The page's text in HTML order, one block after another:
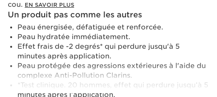
cou. EN SAVOIR PLUS
Un produit pas comme les autres
Peau énergisée, défatiguée et renforcée.
Peau hydratée immédiatement.
Effet frais de -2 degrés* qui perdure jusqu'à 5
minutes après application.
Peau protégée des agressions extérieures à l'aide du
complexe Anti-Pollution Clarins.
*Test clinique. 20 hommes, effet qui perdure jusqu’à 5
minutes après l’application.